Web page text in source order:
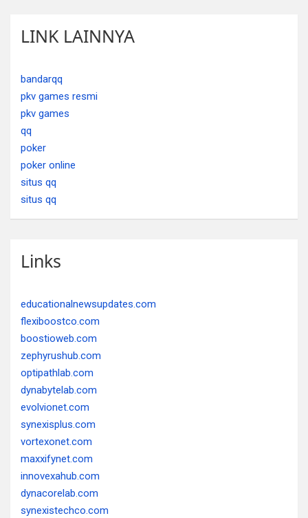
LINK LAINNYA
bandarqq
pkv games resmi
pkv games
qq
poker
poker online
situs qq
situs qq
Links
educationalnewsupdates.com
flexiboostco.com
boostioweb.com
zephyrushub.com
optipathlab.com
dynabytelab.com
evolvionet.com
synexisplus.com
vortexonet.com
maxxifynet.com
innovexahub.com
dynacorelab.com
synexistechco.com